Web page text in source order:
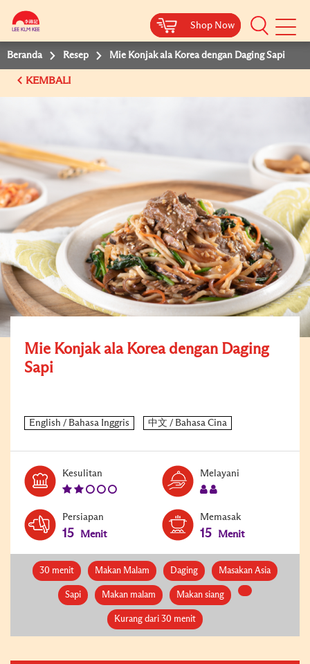
Shop Now
Shop Now
Beranda Resep Mie Konjak ala Korea dengan Daging Sapi
KEMBALI
Mie Konjak ala Korea dengan Daging
Sapi
Kesulitan Melayani
Persiapan
15 Menit
Memasak
15 Menit
30 menit Makan Malam Daging Masakan Asia
Sapi Makan malam Makan siang
Kurang dari 30 menit